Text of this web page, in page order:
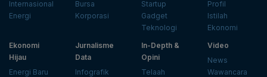
Internasional
Energi
Bursa
Korporasi
Startup
Gadget
Teknologi
Profil
Istilah
Ekonomi
Ekonomi
Hijau
Energi Baru
Jurnalisme
Data
Infografik
In-Depth &
Opini
Telaah
Video
News
Wawancara